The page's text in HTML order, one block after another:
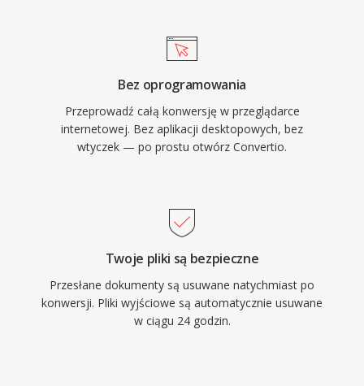
Bez oprogramowania
Przeprowadź całą konwersję w przeglądarce
internetowej. Bez aplikacji desktopowych, bez
wtyczek — po prostu otwórz Convertio.
Twoje pliki są bezpieczne
Przesłane dokumenty są usuwane natychmiast po
konwersji. Pliki wyjściowe są automatycznie usuwane
w ciągu 24 godzin.